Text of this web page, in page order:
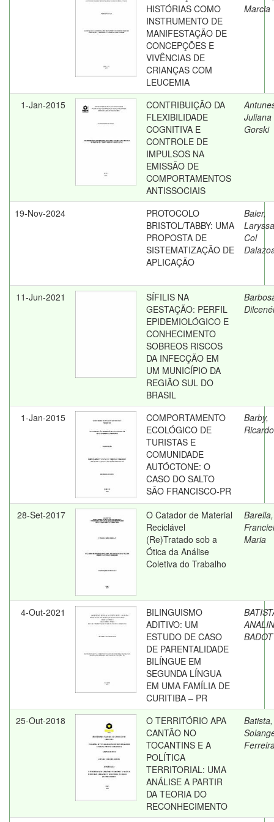
HISTÓRIAS COMO
INSTRUMENTO DE
MANIFESTAÇÃO DE
CONCEPÇÕES E
VIVÊNCIAS DE
CRIANÇAS COM
LEUCEMIA
Marcia
1-Jan-2015
CONTRIBUIÇÃO DA
FLEXIBILIDADE
COGNITIVA E
CONTROLE DE
IMPULSOS NA
EMISSÃO DE
COMPORTAMENTOS
ANTISSOCIAIS
Juliana
Gorski
19-Nov-2024
PROTOCOLO
BRISTOL/TABBY: UMA
PROPOSTA DE
SISTEMATIZAÇÃO DE
APLICAÇÃO
Baier,
Col
11-Jun-2021
SÍFILIS NA
GESTAÇÃO: PERFIL
EPIDEMIOLÓGICO E
CONHECIMENTO
SOBREOS RISCOS
DA INFECÇÃO EM
UM MUNICÍPIO DA
REGIÃO SUL DO
BRASIL
1-Jan-2015
COMPORTAMENTO
ECOLÓGICO DE
TURISTAS E
COMUNIDADE
AUTÓCTONE: O
CASO DO SALTO
SÃO FRANCISCO-PR
Barby,
28-Set-2017
O Catador de Material
Reciclável
(Re)Tratado sob a
Ótica da Análise
Coletiva do Trabalho
Barella,
Maria
4-Out-2021
BILINGUISMO
ADITIVO: UM
ESTUDO DE CASO
DE PARENTALIDADE
BILÍNGUE EM
SEGUNDA LÍNGUA
EM UMA FAMÍLIA DE
CURITIBA – PR
25-Out-2018
O TERRITÓRIO APA
CANTÃO NO
TOCANTINS E A
POLÍTICA
TERRITORIAL: UMA
ANÁLISE A PARTIR
DA TEORIA DO
RECONHECIMENTO
Batista,